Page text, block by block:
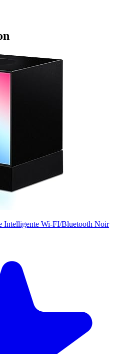
Intelligente Wi-FI/Bluetooth Noir